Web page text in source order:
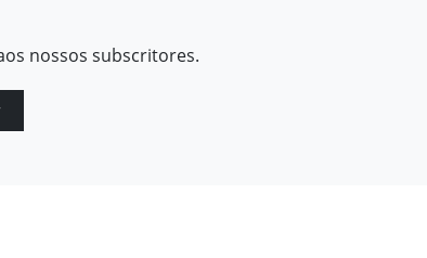
nossos subscritores.